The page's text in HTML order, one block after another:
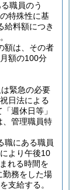
職員のう
特殊性に基
給料額につき
額は、その者
額の100分
緊急の必要
日法による
週休日等」
、管理職員特
職にある職員
より午後10
れる時間を
勤務をした場
支給する。